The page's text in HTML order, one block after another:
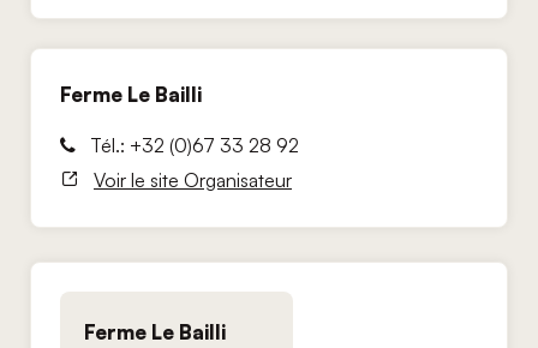
Ferme Le Bailli
Tél.: +32 (0)67 33 28 92
Voir le site Organisateur
Ferme Le Bailli